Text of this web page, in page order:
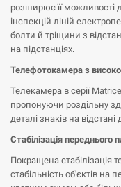
розширює її можливості
інспекцій ліній
болти й тріщини з
на підстанціях.
Телефотокамера з
Телекамера в серії
пропонуючи роздільну
деталі знаків на відстані
Стабілізація переднього
Покращена стабілізація
стабільність об'єктів на